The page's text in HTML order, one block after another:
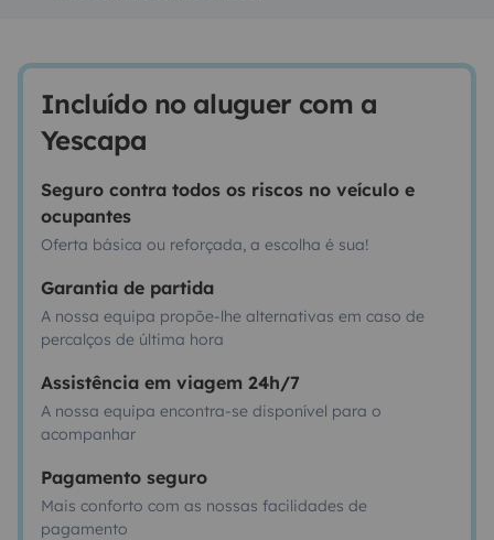
Incluído no aluguer com a
Yescapa
Seguro contra todos os riscos no veículo e
ocupantes
Oferta básica ou reforçada, a escolha é sua!
Garantia de partida
A nossa equipa propõe-lhe alternativas em caso de
percalços de última hora
Assistência em viagem 24h/7
A nossa equipa encontra-se disponível para o
acompanhar
Pagamento seguro
Mais conforto com as nossas facilidades de
pagamento